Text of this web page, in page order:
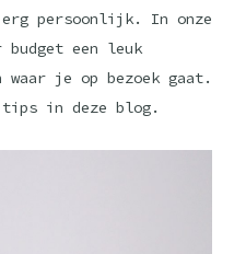
erg persoonlijk. In onze
budget een leuk
waar je op bezoek gaat.
tips in deze blog.